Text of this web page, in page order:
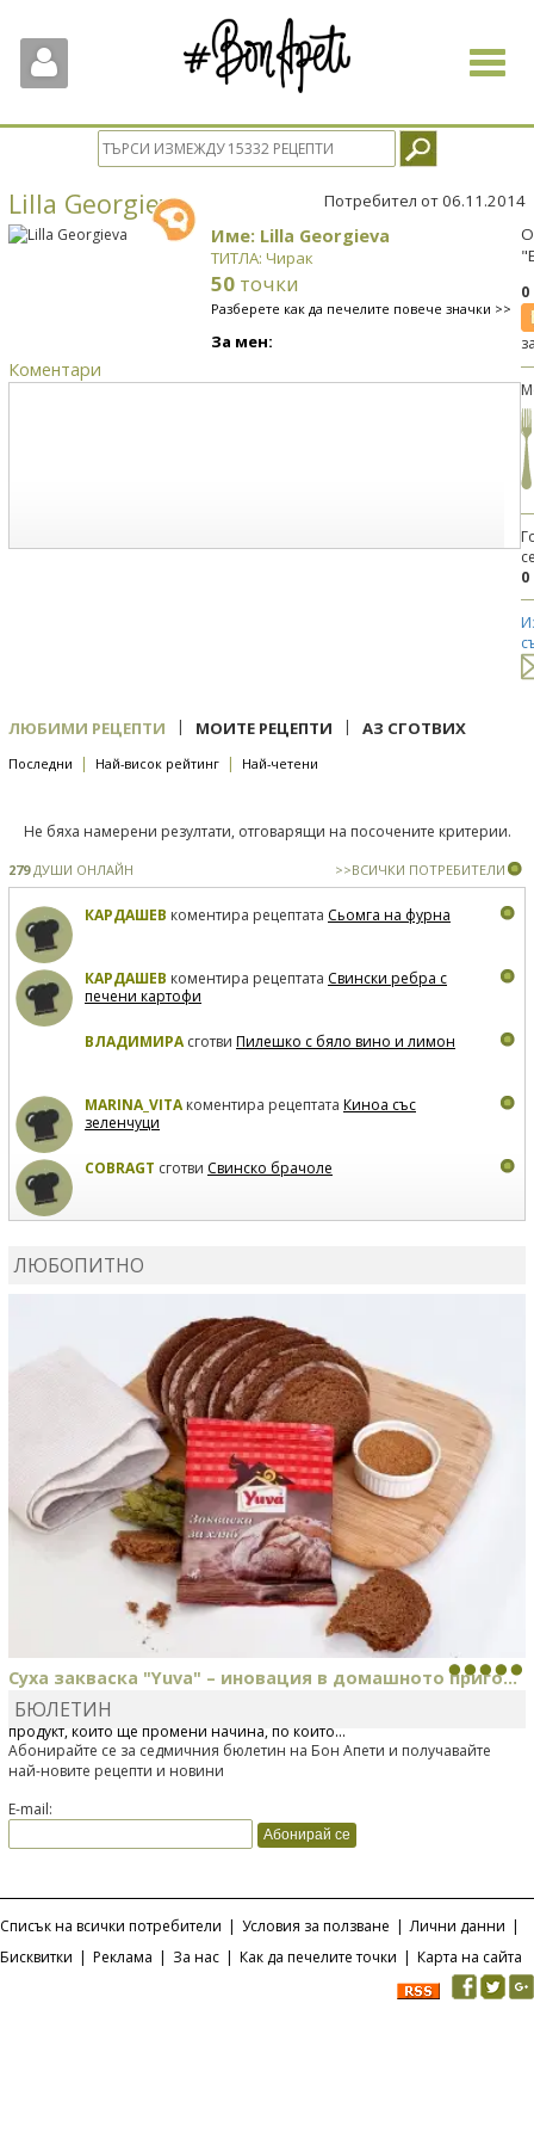
Toggle
Lilla Georgieva Потребител от 06.11.2014
Име: Lilla Georgieva
ТИТЛА: Чирак
50 точки
Разберете как да печелите повече значки >>
За мен:
Коментари
0
ЛЮБИМИ РЕЦЕПТИ | МОИТЕ РЕЦЕПТИ | АЗ СГОТВИХ
Последни | Най-висок рейтинг | Най-четени
Не бяха намерени резултати, отговарящи на посочените критерии.
279ДУШИ ОНЛАЙН >>ВСИЧКИ ПОТРЕБИТЕЛИ
КАРДАШЕВ коментира рецептата Сьомга на фурна
КАРДАШЕВ коментира рецептата Свински ребра с
печени картофи
ВЛАДИМИРАсготви Пилешко с бяло вино и лимон
MARINA_VITAкоментира рецептата Киноа със
зеленчуци
COBRAGT сготви Свинско брачоле
ЛЮБОПИТНО
Суха закваска "Yuva" – иновация в домашното приго...
Отскоро Лесафр България стартира предлагането на изцяло нов
продукт, който ще промени начина, по който...
БЮЛЕТИН
Абонирайте се за седмичния бюлетин на Бон Апети и получавайте
най-новите рецепти и новини
E-mail:
Списък на всички потребители | Условия за ползване | Лични данни |
Бисквитки | Реклама | За нас | Как да печелите точки | Карта на сайта